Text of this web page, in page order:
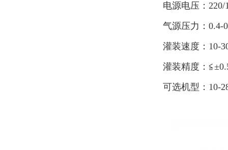
电源电压：220/
气源压力：0.4-
灌装速度：10-
灌装精度：
可选机型：10-